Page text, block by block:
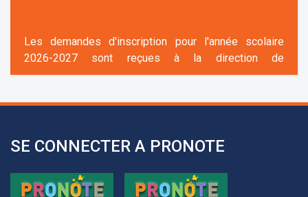
2026-2027 sont reçues à la direction de
l'établissement selon des rendez-vous fixés à
l’avance.
+961 25 601 171
+961 3 669 641
SE CONNECTER A PRONOTE